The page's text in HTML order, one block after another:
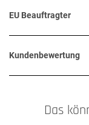
EU Beauftragter
Kundenbewertung
Das